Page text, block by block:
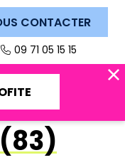
CONTACTER
09 71 05 15 15
(83)